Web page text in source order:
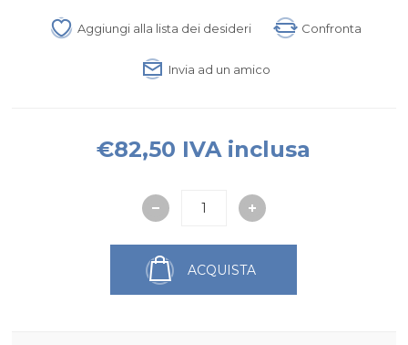
Aggiungi alla lista dei desideri Confronta
Invia ad un amico
€82,50 IVA inclusa
ACQUISTA